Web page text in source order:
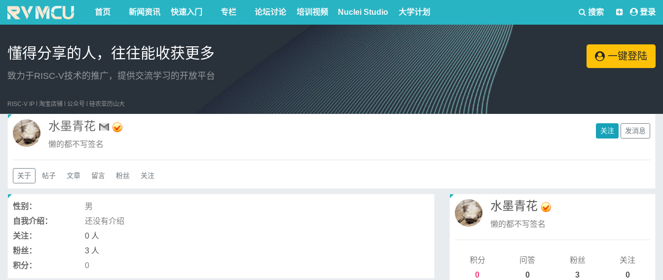
首页 新闻资讯 快速入门 专栏 论坛讨论 培训视频 Nuclei Studio 大学计划 搜索 登录
懂得分享的人，往往能收获更多
致力于RISC-V技术的推广，提供交流学习的开放平台
一键登陆
RISC-V IP 淘宝店铺 公众号 硅农亚历山大
水墨青花
懒的都不写签名
关注 发消息
关于 帖子 文章 留言 粉丝 关注
性别：
男
自我介绍：
还没有介绍
关注：
0 人
粉丝：
3 人
积分：
0
水墨青花
懒的都不写签名
积分
0
问答
0
粉丝
3
关注
0